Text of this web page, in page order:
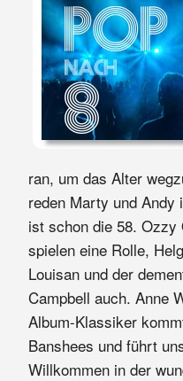
ran, um das Alter
reden Marty und Andy
ist schon die 58. Ozzy
spielen eine Rolle,
Louisan und der
Campbell auch. Anne
Album-Klassiker
Banshees und führt
Willkommen in der